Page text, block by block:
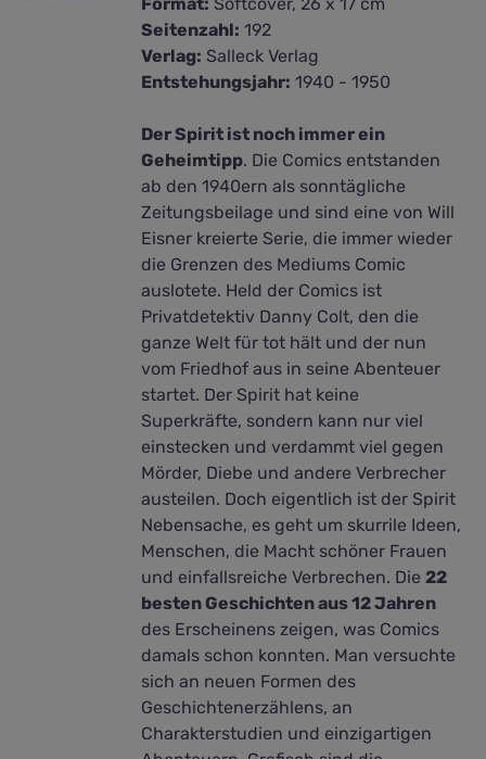
Seitenzahl: 192
Verlag: Salleck Verlag
Entstehungsjahr: 1940 - 1950
Der Spirit ist noch immer ein
Geheimtipp. Die Comics entstanden
ab den 1940ern als sonntägliche
Zeitungsbeilage und sind eine von Will
Eisner kreierte Serie, die immer wieder
die Grenzen des Mediums Comic
auslotete. Held der Comics ist
Privatdetektiv Danny Colt, den die
ganze Welt für tot hält und der nun
vom Friedhof aus in seine Abenteuer
startet. Der Spirit hat keine
Superkräfte, sondern kann nur viel
einstecken und verdammt viel gegen
Mörder, Diebe und andere Verbrecher
austeilen. Doch eigentlich ist der Spirit
Nebensache, es geht um skurrile Ideen,
Menschen, die Macht schöner Frauen
und einfallsreiche Verbrechen. Die22
besten Geschichten aus 12 Jahren
des Erscheinens zeigen, was Comics
damals schon konnten. Man versuchte
sich an neuen Formen des
Geschichtenerzählens, an
Charakterstudien und einzigartigen